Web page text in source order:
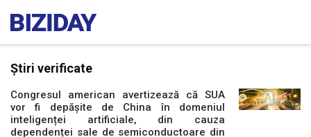
Știri verificate
Congresul american avertizează că SUA
vor fi depășite de China în domeniul
inteligenței artificiale, din cauza
dependenței sale de semiconductoare din